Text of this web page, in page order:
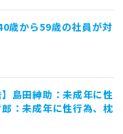
歳から59歳の社員が対
島田紳助：未成年に性
：未成年に性行為、枕